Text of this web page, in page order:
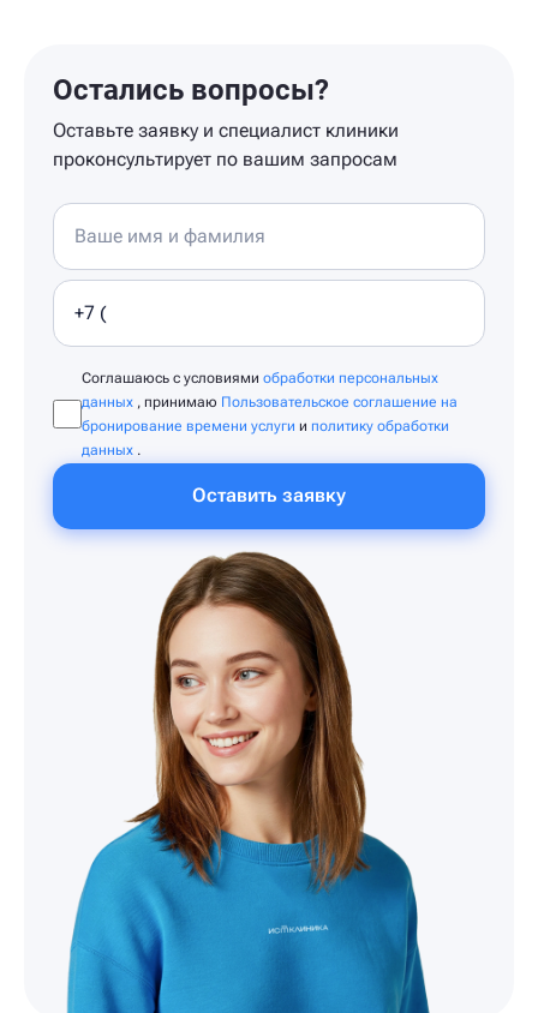
Остались вопросы?
Оставьте заявку и специалист клиники
проконсультирует по вашим запросам
Соглашаюсь с условиями обработки персональных
данных , принимаю Пользовательское соглашение на
бронирование времени услуги и политику обработки
данных .
Оставить заявку